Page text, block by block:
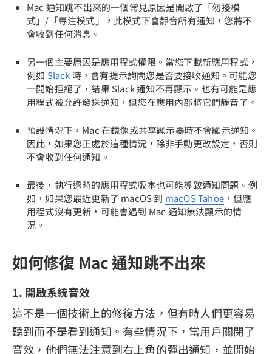
Mac 通知跳不出來的一個常見原因是開啟了「勿擾模
式」/「專注模式」，此模式下會靜音所有通知，您將不
會收到任何消息。
另一個主要原因是應用程式權限。當您下載新應用程式，
例如 Slack 時，會有提示詢問您是否要接收通知。可能您
一開始拒絕了，結果 Slack 通知不再顯示。也有可能是應
用程式被允許發送通知，但您在應用內部將它們靜音了。
預設情況下，Mac 在鏡像或共享顯示器時不會顯示通知。
因此，如果您正處於這種情況，除非手動更改設定，否則
不會收到任何通知。
最後，執行過時的應用程式版本也可能導致通知問題。例
如，如果您最近更新了 macOS 到 macOS Tahoe ，但應
用程式沒有更新，可能會遇到 Mac 通知無法顯示的情
況。
如何修復 Mac 通知跳不出來
1. 開啟系統音效
這不是一個技術上的修復方法，但有時人們更容易
聽到而不是看到通知。有些情況下，當用戶關閉了
音效，他們無法注意到右上角的彈出通知，並開始